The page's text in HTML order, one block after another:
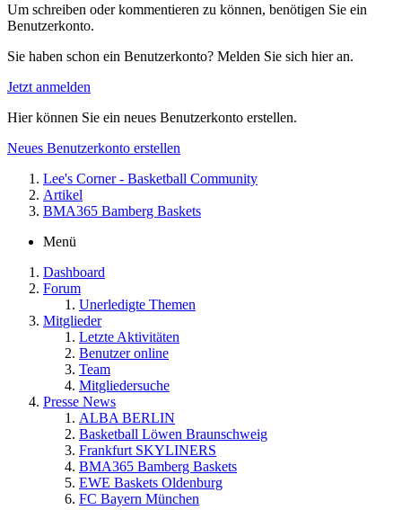
Um schreiben oder kommentieren zu können, benötigen Sie ein
Benutzerkonto.
Sie haben schon ein Benutzerkonto? Melden Sie sich hier an.
Jetzt anmelden
Hier können Sie ein neues Benutzerkonto erstellen.
Neues Benutzerkonto erstellen
Lee's Corner - Basketball Community
Artikel
BMA365 Bamberg Baskets
Menü
Dashboard
Forum
Unerledigte Themen
Mitglieder
Letzte Aktivitäten
Benutzer online
Team
Mitgliedersuche
Presse News
ALBA BERLIN
Basketball Löwen Braunschweig
Frankfurt SKYLINERS
BMA365 Bamberg Baskets
EWE Baskets Oldenburg
FC Bayern München